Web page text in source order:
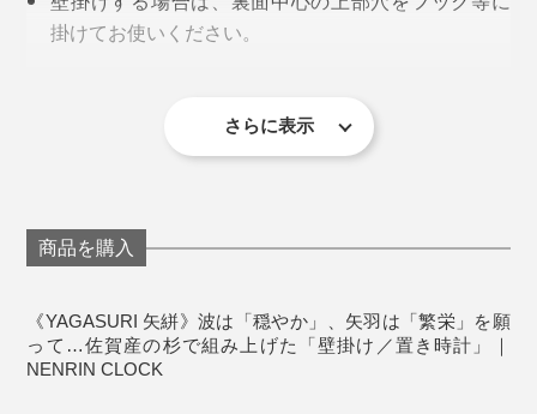
裏面プレートのオリジナルメッセージ例。プレート下部には、吉祥文様の解説入
もう一度、自分のものづくりを、問い直すきっかけにな
その答えが、2018年、地元・佐賀の杉でつくった
『NENRIN』シリーズです。
最初は、丸太を切ったままだった「年輪時計」が、20年
経って、これほど洗練された『NENRIN CLOCK』に生
掛けてお使いください。
重さ：約400g
ムクリエーション株式会社）
電源：単3電池1本（付属）
材質：国産杉（無塗装）
さらに表示
商品を購入
《YAGASURI 矢絣》波は「穏やか」、矢羽は「繁栄」を願
って…佐賀産の杉で組み上げた「壁掛け／置き時計」｜
NENRIN CLOCK